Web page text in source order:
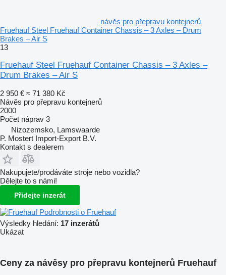
návěs pro přepravu kontejnerů
Fruehauf Steel Fruehauf Container Chassis – 3 Axles – Drum
Brakes – Air S
13
Fruehauf Steel Fruehauf Container Chassis – 3 Axles –
Drum Brakes – Air S
2 950 € ≈ 71 380 Kč
Návěs pro přepravu kontejnerů
2000
Počet náprav 3
Nizozemsko, Lamswaarde
P. Mostert Import-Export B.V.
Kontakt s dealerem
Nakupujete/prodáváte stroje nebo vozidla?
Dělejte to s námi!
Přidejte inzerát
Podrobnosti o Fruehauf
Výsledky hledání: 17 inzerátů
Ukázat
Ceny za návěsy pro přepravu kontejnerů Fruehauf